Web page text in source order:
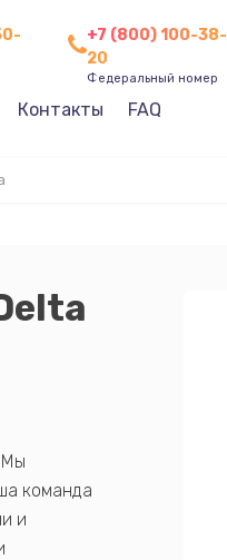
+7 (800) 100-38-
20
Федеральный номер
Контакты FAQ
Мы
команда
и